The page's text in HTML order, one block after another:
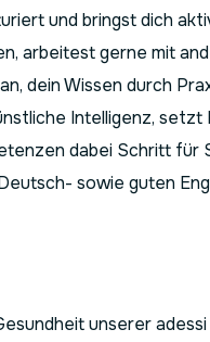
und bringst dich
arbeitest gerne mit
dein Wissen durch
Intelligenz,
dabei Schritt für
sowie guten
unserer